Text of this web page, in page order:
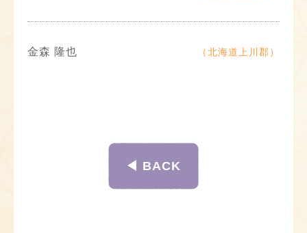
金森 隆也 （北海道上川郡）
◀︎ BACK